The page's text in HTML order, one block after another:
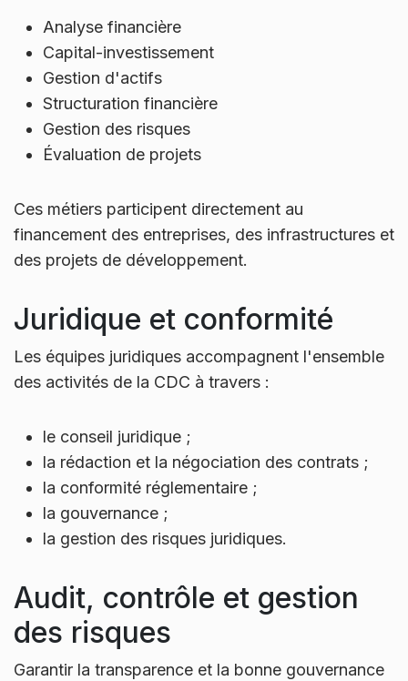
Analyse financière
Capital-investissement
Gestion d'actifs
Structuration financière
Gestion des risques
Évaluation de projets
Ces métiers participent directement au
financement des entreprises, des infrastructures et
des projets de développement.
Juridique et conformité
Les équipes juridiques accompagnent l'ensemble
des activités de la CDC à travers :
le conseil juridique ;
la rédaction et la négociation des contrats ;
la conformité réglementaire ;
la gouvernance ;
la gestion des risques juridiques.
Audit, contrôle et gestion
des risques
Garantir la transparence et la bonne gouvernance